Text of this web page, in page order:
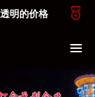
透明的价格